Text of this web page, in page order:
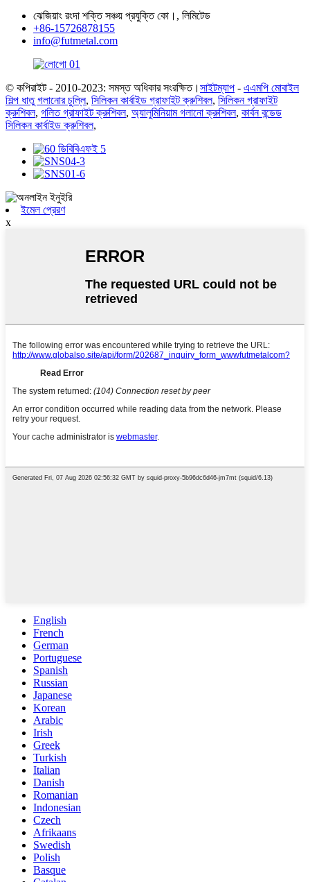
ঝেজিয়াং রংদা শক্তি সঞ্চয় প্রযুক্তি কো।, লিমিটেড
+86-15726878155
info@futmetal.com
© কপিরাইট - 2010-2023: সমস্ত অধিকার সংরক্ষিত। সাইটম্যাপ - এএমপি মোবাইল
শিল্প ধাতু গলানোর চুল্লি, সিলিকন কার্বাইড গ্রাফাইট ক্রুশিবল, সিলিকন গ্রাফাইট
ক্রুশিবল, গলিত গ্রাফাইট ক্রুশিবল, অ্যালুমিনিয়াম গলানো ক্রুশিবল, কার্বন বন্ডেড
সিলিকন কার্বাইড ক্রুশিবল,
ইমেল প্রেরণ
x
English
French
German
Portuguese
Spanish
Russian
Japanese
Korean
Arabic
Irish
Greek
Turkish
Italian
Danish
Romanian
Indonesian
Czech
Afrikaans
Swedish
Polish
Basque